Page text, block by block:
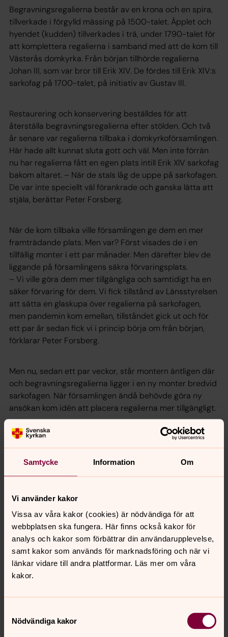
Samtycke Information Om
Vi använder kakor
Vissa av våra kakor (cookies) är nödvändiga för att
webbplatsen ska fungera. Här finns också kakor för
analys och kakor som förbättrar din användarupplevelse,
samt kakor som används för marknadsföring och när vi
länkar vidare till andra plattformar. Läs mer om våra
kakor.
Nödvändiga kakor
Begravningsregalierna består av en krona och en spira,
tillverkade i förgylld mässing på 1500-talet. Äpplet och
hyendet (kudden) tillverkades i trä, under 1790-talet för
att komplettera regalierna i samband med att de kom till
Västerås domkyrka. Från början tillhörde regalierna
Johan III, som var bror till Erik XIV. De fördes till Erik XIV:s
sarkofag på 1700-talet, på initiativ av Gustav III.
Restaurering och konservering beställdes för att
återställa begravningsregalierna efter stölden. Och två
år senare var regalierna tillbaka i domkyrkoförsamlingen.
Här hade allt kunnat sluta gott och väl. Men inte förrän
nu har regalierna fått en egen plats intill Erik XlV sarkofag
bakom altaret. – När de stals låg de uppe på sarkofagen.
De var inte speciellt väl förankrade och ganska lätta att
stjäla, berättar Peter Forsberg.
När de kom tillbaka ville församlingen ge dem en mer
framträdande plats. Men var? Först visades de i en
tillfällig monter i ett par månader. Men därefter blev de
liggande på församlingens säkra förvaringsplats.
– Vi ville göra dem mer tillgängliga och samtidigt ha en
säker förvaring för dem. Vi fick tillstånd av Länsstyrelsen
att sätta en glaskupa över regalierna på sarkofagen,
men pandemin kom emellan, tillståndet gick ut och för
ett par år sedan fick vi i princip börja om från början,
förklarar Peter Forsberg.
Men nu, sedan ett par veckor, står montern äntligen där
och begravningsregalierna ligger i en ny monter bredvid
sarkofagen. När församlingen ändå behövde göra ny
ansökan kom idén att placera regalierna mer tillgängligt.
– Montern är av högsta säkerhetsklass och vår snickare
i miljön.
Text: Hanna Wallsten
Bild: Bild: Peter Forsberg, domkyrkokaplan, visar stolt
Erik XIV:s sarkofag med begravningsregalierna intill,
som är tillverkade i förgylld mässing och trä. Men de har
stort kulturhistoriskt värde.